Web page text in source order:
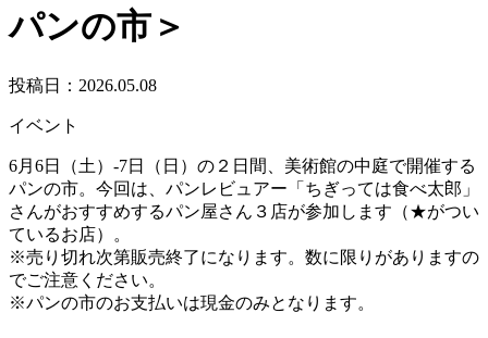
パンの市＞
投稿日：2026.05.08
イベント
6月6日（土）-7日（日）の２日間、美術館の中庭で開催する
パンの市。今回は、パンレビュアー「ちぎっては食べ太郎」
さんがおすすめするパン屋さん３店が参加します（★がつい
ているお店）。
※売り切れ次第販売終了になります。数に限りがありますの
でご注意ください。
※パンの市のお支払いは現金のみとなります。